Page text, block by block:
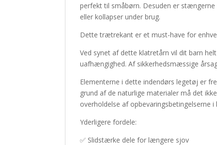
perfekt til småbørn. Desuden er
eller kollapser under brug.
Dette trætrekant er et must-have for
Ved synet af dette klatretårn vil dit barn
uafhængighed. Af sikkerhedsmæssige
Elementerne i dette indendørs legetøj er
grund af de naturlige materialer må det
overholdelse af opbevaringsbetingelserne
Yderligere fordele:
✅ Slidstærke dele for længere sjov